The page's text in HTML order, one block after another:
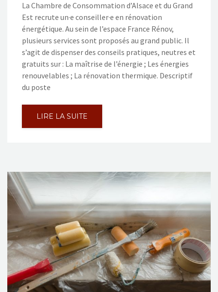
La Chambre de Consommation d’Alsace et du Grand
Est recrute un·e conseiller·e en rénovation
énergétique. Au sein de l’espace France Rénov,
plusieurs services sont proposés au grand public. Il
s’agit de dispenser des conseils pratiques, neutres et
gratuits sur : La maîtrise de l’énergie ; Les énergies
renouvelables ; La rénovation thermique. Descriptif
du poste
LIRE LA SUITE